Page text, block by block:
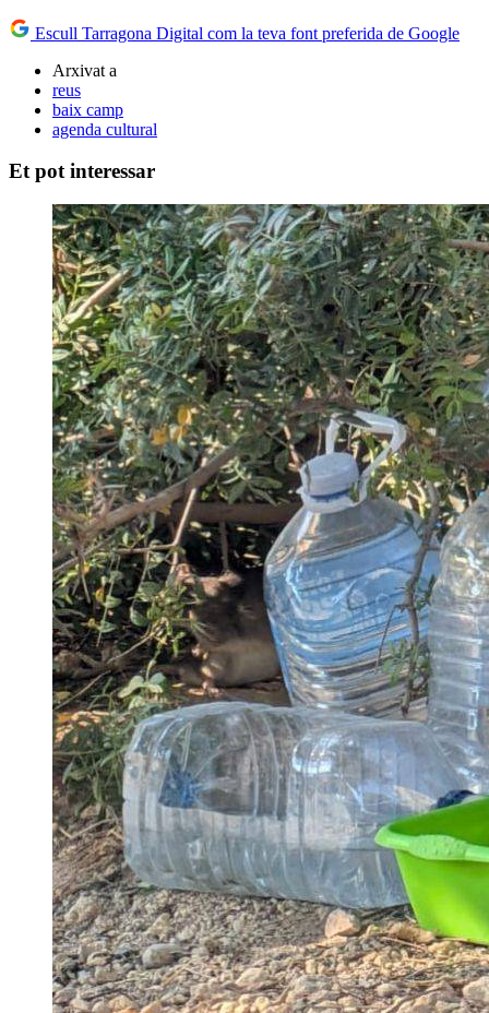
Escull Tarragona Digital com la teva font preferida de Google
Arxivat a
reus
baix camp
agenda cultural
Et pot interessar